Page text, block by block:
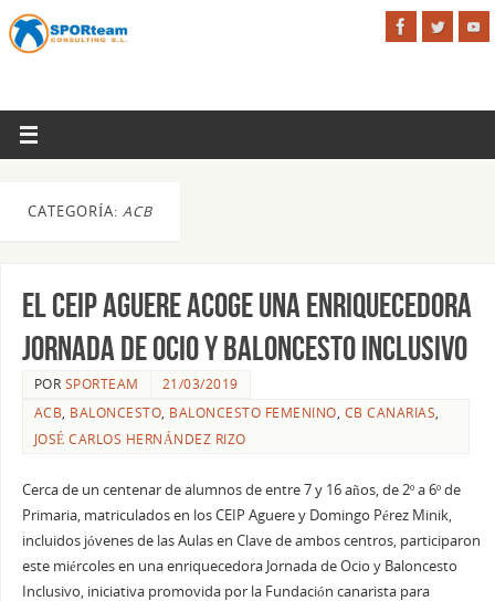
CATEGORÍA: ACB
EL CEIP AGUERE ACOGE UNA ENRIQUECEDORA
JORNADA DE OCIO Y BALONCESTO INCLUSIVO
POR SPORTEAM
21/03/2019
ACB, BALONCESTO, BALONCESTO FEMENINO, CB CANARIAS,
JOSÉ CARLOS HERNÁNDEZ RIZO
Cerca de un centenar de alumnos de entre 7 y 16 años, de 2º a 6º de
Primaria, matriculados en los CEIP Aguere y Domingo Pérez Minik,
incluidos jóvenes de las Aulas en Clave de ambos centros, participaron
este miércoles en una enriquecedora Jornada de Ocio y Baloncesto
Inclusivo, iniciativa promovida por la Fundación canarista para